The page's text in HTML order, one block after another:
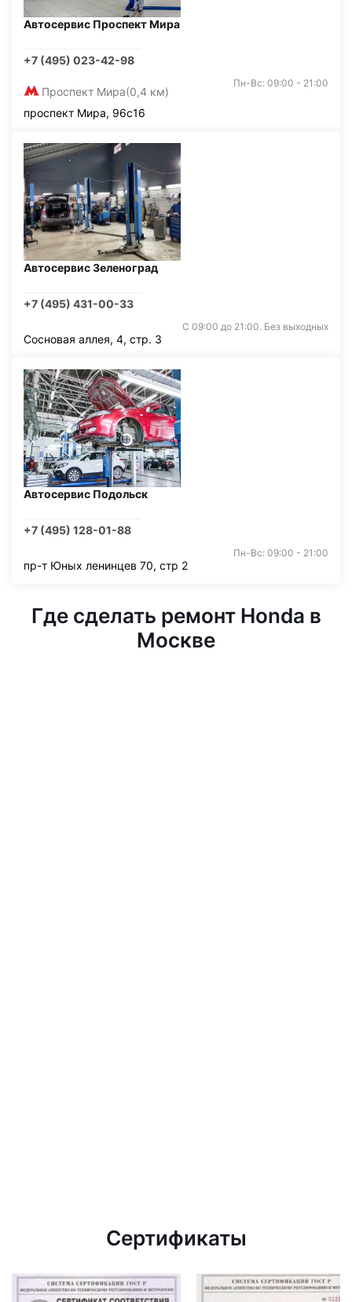
Автосервис Проспект Мира
+7 (495) 023-42-98
Проспект Мира(0,4 км)
Пн-Вс: 09:00 - 21:00
проспект Мира, 96с16
Автосервис Зеленоград
+7 (495) 431-00-33
С 09:00 до 21:00. Без выходных
Сосновая аллея, 4, стр. 3
Автосервис Подольск
+7 (495) 128-01-88
Пн-Вс: 09:00 - 21:00
пр-т Юных ленинцев 70, стр 2
Где сделать ремонт Honda в
Москве
Сертификаты